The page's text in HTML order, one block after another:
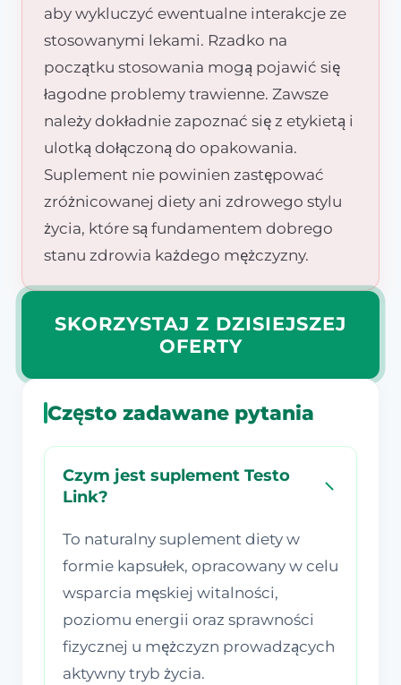
aby wykluczyć ewentualne interakcje ze
stosowanymi lekami. Rzadko na
początku stosowania mogą pojawić się
łagodne problemy trawienne. Zawsze
należy dokładnie zapoznać się z etykietą i
ulotką dołączoną do opakowania.
Suplement nie powinien zastępować
zróżnicowanej diety ani zdrowego stylu
życia, które są fundamentem dobrego
stanu zdrowia każdego mężczyzny.
SKORZYSTAJ Z DZISIEJSZEJ
OFERTY
Często zadawane pytania
Czym jest suplement Testo
Link?
To naturalny suplement diety w
formie kapsułek, opracowany w celu
wsparcia męskiej witalności,
poziomu energii oraz sprawności
fizycznej u mężczyzn prowadzących
aktywny tryb życia.